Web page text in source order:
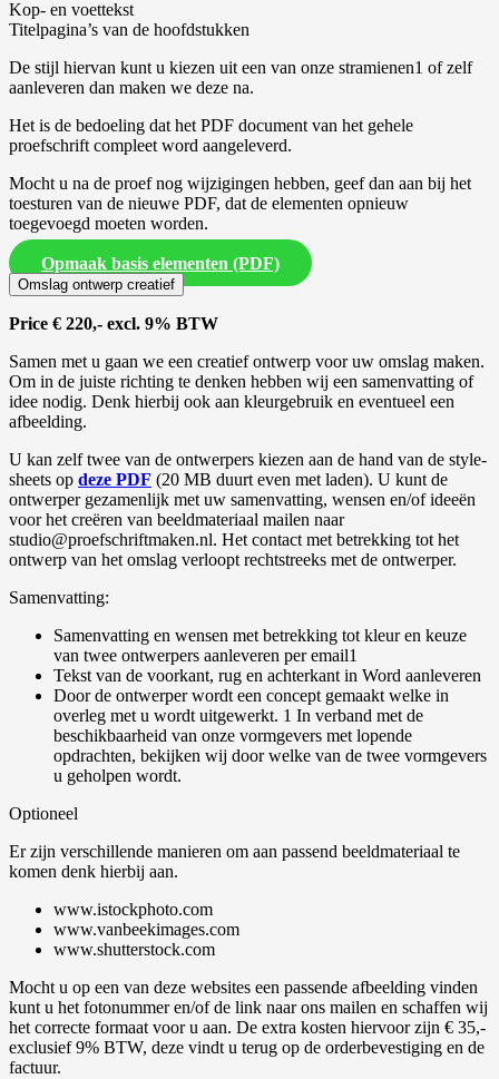
Kop- en voettekst
Titelpagina’s van de hoofdstukken
De stijl hiervan kunt u kiezen uit een van onze stramienen1 of zelf
aanleveren dan maken we deze na.
Het is de bedoeling dat het PDF document van het gehele
proefschrift compleet word aangeleverd.
Mocht u na de proef nog wijzigingen hebben, geef dan aan bij het
toesturen van de nieuwe PDF, dat de elementen opnieuw
toegevoegd moeten worden.
Opmaak basis elementen (PDF)
Omslag ontwerp creatief
Price € 220,- excl. 9% BTW
Samen met u gaan we een creatief ontwerp voor uw omslag maken.
Om in de juiste richting te denken hebben wij een samenvatting of
idee nodig. Denk hierbij ook aan kleurgebruik en eventueel een
afbeelding.
U kan zelf twee van de ontwerpers kiezen aan de hand van de style-
sheets op deze PDF (20 MB duurt even met laden). U kunt de
ontwerper gezamenlijk met uw samenvatting, wensen en/of ideeën
voor het creëren van beeldmateriaal mailen naar
studio@proefschriftmaken.nl. Het contact met betrekking tot het
ontwerp van het omslag verloopt rechtstreeks met de ontwerper.
Samenvatting:
Samenvatting en wensen met betrekking tot kleur en keuze
van twee ontwerpers aanleveren per email1
Tekst van de voorkant, rug en achterkant in Word aanleveren
Door de ontwerper wordt een concept gemaakt welke in
overleg met u wordt uitgewerkt. 1 In verband met de
beschikbaarheid van onze vormgevers met lopende
opdrachten, bekijken wij door welke van de twee vormgevers
u geholpen wordt.
Optioneel
Er zijn verschillende manieren om aan passend beeldmateriaal te
komen denk hierbij aan.
www.istockphoto.com
www.vanbeekimages.com
www.shutterstock.com
Mocht u op een van deze websites een passende afbeelding vinden
kunt u het fotonummer en/of de link naar ons mailen en schaffen wij
het correcte formaat voor u aan. De extra kosten hiervoor zijn € 35,-
exclusief 9% BTW, deze vindt u terug op de orderbevestiging en de
factuur.